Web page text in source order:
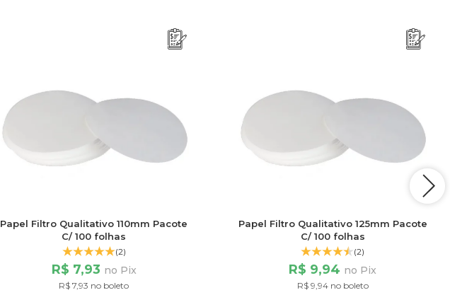
Papel Filtro Qualitativo 110mm Pacote
C/ 100 folhas
(2)
R$ 7,93 no Pix
R$ 7,93 no boleto
Papel Filtro Qualitativo 125mm Pacote
C/ 100 folhas
(2)
R$ 9,94 no Pix
R$ 9,94 no boleto